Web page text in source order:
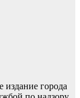
издание города